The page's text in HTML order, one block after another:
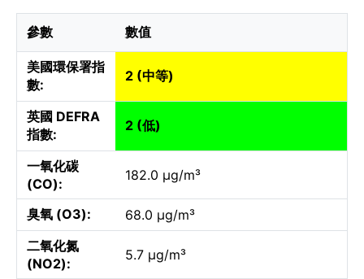
參數 數值
美國環保署指
數:
2 (中等)
英國 DEFRA
指數:
2 (低)
一氧化碳
(CO):
182.0 µg/m³
臭氧 (O3):
68.0 µg/m³
二氧化氮
(NO2):
5.7 µg/m³